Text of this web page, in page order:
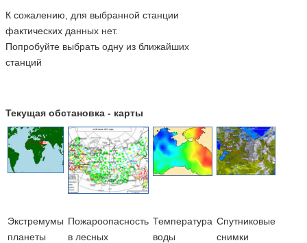
К сожалению, для выбранной станции
фактических данных нет.
Попробуйте выбрать одну из ближайших
станций
Текущая обстановка - карты
Экстремумы
планеты
Пожароопасность
в лесных
Температура
воды
Cпутниковые
снимки